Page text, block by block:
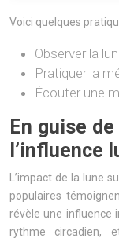
Voici quelques
Observer la
Pratiquer la
Écouter une
En guise
l’influence
L’impact de la lune
populaires
révèle une influence
rythme circadien,